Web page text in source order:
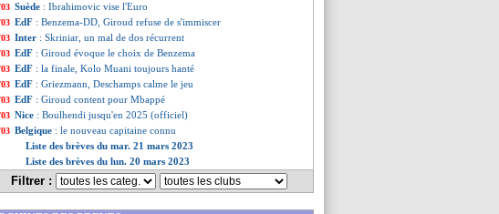
Suède : Ibrahimovic vise l'Euro
EdF : Benzema-DD, Giroud refuse de s'immiscer
Inter : Skriniar, un mal de dos récurrent
EdF : Giroud évoque le choix de Benzema
EdF : la finale, Kolo Muani toujours hanté
EdF : Griezmann, Deschamps calme le jeu
EdF : Giroud content pour Mbappé
Nice : Boulhendi jusqu'en 2025 (officiel)
Belgique : le nouveau capitaine connu
Liste des brèves du mar. 21 mars 2023
Liste des brèves du lun. 20 mars 2023
Filtrer :